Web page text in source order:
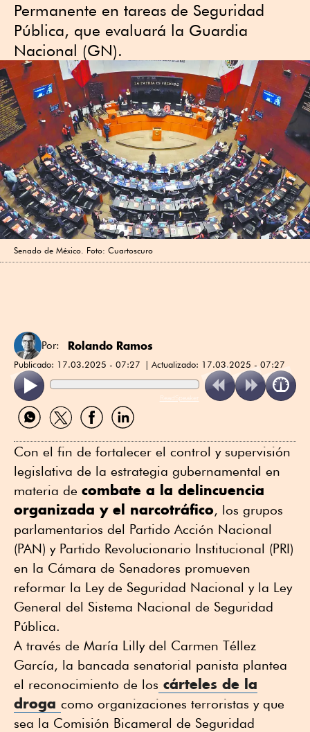
Permanente en tareas de Seguridad
Pública, que evaluará la Guardia
Nacional (GN).
Senado de México. Foto: Cuartoscuro
Por: Rolando Ramos
Publicado: 17.03.2025 - 07:27 Actualizado: 17.03.2025 - 07:27
ReadSpeaker
Compartir
por
Compartir
por
Compartir
por
Compartir
por
Con el fin de fortalecer el control y supervisión
legislativa de la estrategia gubernamental en
materia de combate a la delincuencia
organizada y el narcotráfico, los grupos
parlamentarios del Partido Acción Nacional
(PAN) y Partido Revolucionario Institucional (PRI)
en la Cámara de Senadores promueven
reformar la Ley de Seguridad Nacional y la Ley
General del Sistema Nacional de Seguridad
Pública.
A través de María Lilly del Carmen Téllez
García, la bancada senatorial panista plantea
el reconocimiento de los cárteles de la
droga como organizaciones terroristas y que
sea la Comisión Bicameral de Seguridad